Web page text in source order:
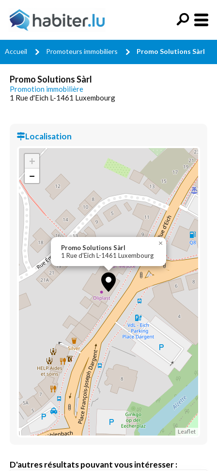
Accueil Promoteurs immobiliers Promo Solutions Sàrl
Promo Solutions Sàrl
Promotion immobilière
1 Rue d'Eich L-1461 Luxembourg
Localisation
Promo Solutions Sàrl
1 Rue d'Eich L-1461 Luxembourg
×
+
−
Leaflet
D'autres résultats pouvant vous intéresser :